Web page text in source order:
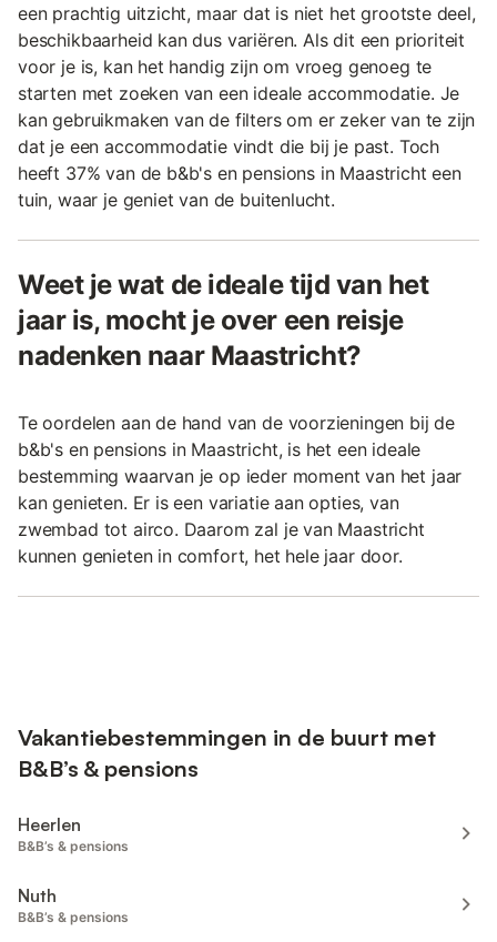
een prachtig uitzicht, maar dat is niet het grootste deel,
beschikbaarheid kan dus variëren. Als dit een prioriteit
voor je is, kan het handig zijn om vroeg genoeg te
starten met zoeken van een ideale accommodatie. Je
kan gebruikmaken van de filters om er zeker van te zijn
dat je een accommodatie vindt die bij je past. Toch
heeft 37% van de b&b's en pensions in Maastricht een
tuin, waar je geniet van de buitenlucht.
Weet je wat de ideale tijd van het
jaar is, mocht je over een reisje
nadenken naar Maastricht?
Te oordelen aan de hand van de voorzieningen bij de
b&b's en pensions in Maastricht, is het een ideale
bestemming waarvan je op ieder moment van het jaar
kan genieten. Er is een variatie aan opties, van
zwembad tot airco. Daarom zal je van Maastricht
kunnen genieten in comfort, het hele jaar door.
Vakantiebestemmingen in de buurt met
B&B’s & pensions
Heerlen
B&B’s & pensions
Nuth
B&B’s & pensions